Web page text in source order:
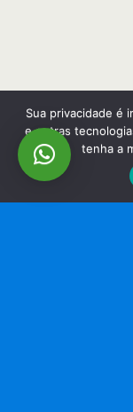
Sua privacidade é
e outras
tenha a